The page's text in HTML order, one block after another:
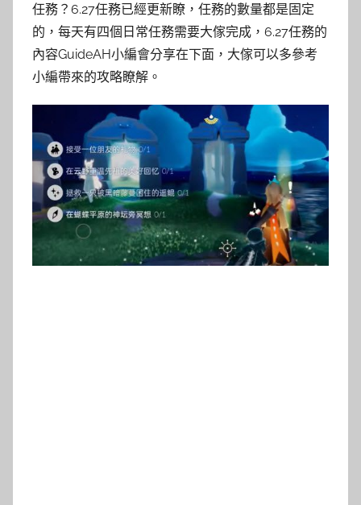
任務？6.27任務已經更新瞭，任務的數量都是固定
的，每天有四個日常任務需要大傢完成，6.27任務的
內容GuideAH小編會分享在下面，大傢可以多參考
小編帶來的攻略瞭解。